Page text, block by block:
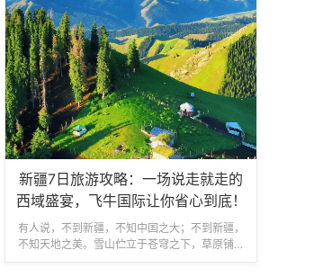
新疆7日旅游攻略：一场说走就走的
西域盛宴，飞牛国际让你省心到底！
有人说，不到新疆，不知中国之大；不到新疆，
不知天地之美。雪山伫立于苍穹之下，草原铺展